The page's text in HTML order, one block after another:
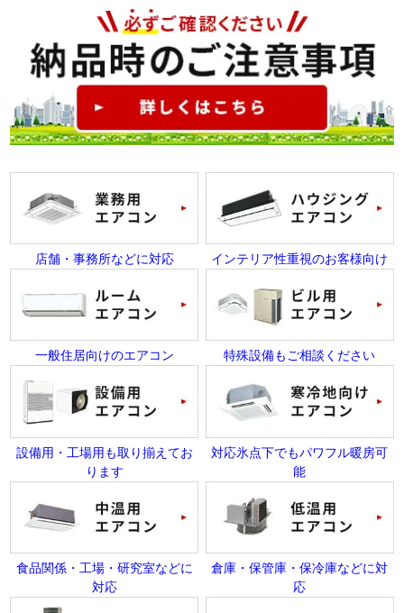
店舗・事務所などに対応 インテリア性重視のお客様向け
一般住居向けのエアコン 特殊設備もご相談ください
設備用・工場用も取り揃えてお
ります
対応氷点下でもパワフル暖房可
能
食品関係・工場・研究室などに
対応
倉庫・保管庫・保冷庫などに対
応